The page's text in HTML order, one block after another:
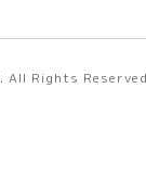
. All Rights